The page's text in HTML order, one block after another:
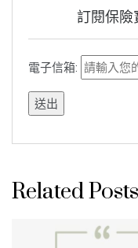
訂閱保險
電子信箱:
Related Posts